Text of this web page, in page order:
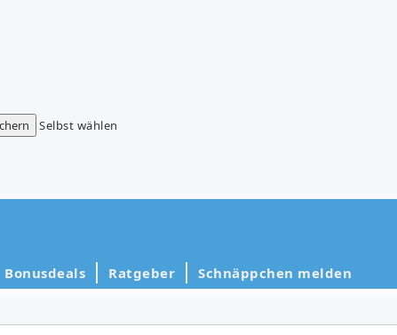
Selbst wählen
Bonusdeals Ratgeber Schnäppchen melden